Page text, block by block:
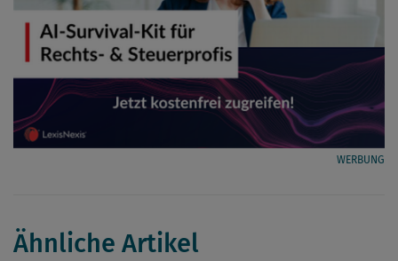
WERBUNG
Ähnliche Artikel